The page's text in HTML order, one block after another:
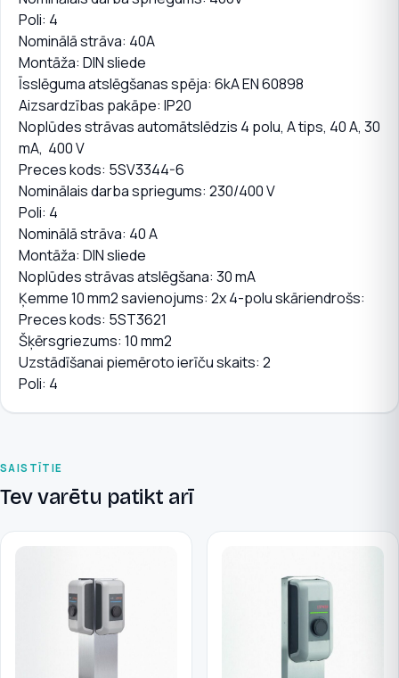
Poli: 4
Nominālā strāva: 40A
Montāža: DIN sliede
Īsslēguma atslēgšanas spēja: 6kA EN 60898
Aizsardzības pakāpe: IP20
Noplūdes strāvas automātslēdzis 4 polu, A tips, 40 A, 30
mA, 400 V
Preces kods: 5SV3344-6
Nominālais darba spriegums: 230/400 V
Poli: 4
Nominālā strāva: 40 A
Montāža: DIN sliede
Noplūdes strāvas atslēgšana: 30 mA
Ķemme 10 mm2 savienojums: 2x 4-polu skāriendrošs:
Preces kods: 5ST3621
Šķērsgriezums: 10 mm2
Uzstādīšanai piemēroto ierīču skaits: 2
Poli: 4
SAISTĪTIE
Tev varētu patikt arī